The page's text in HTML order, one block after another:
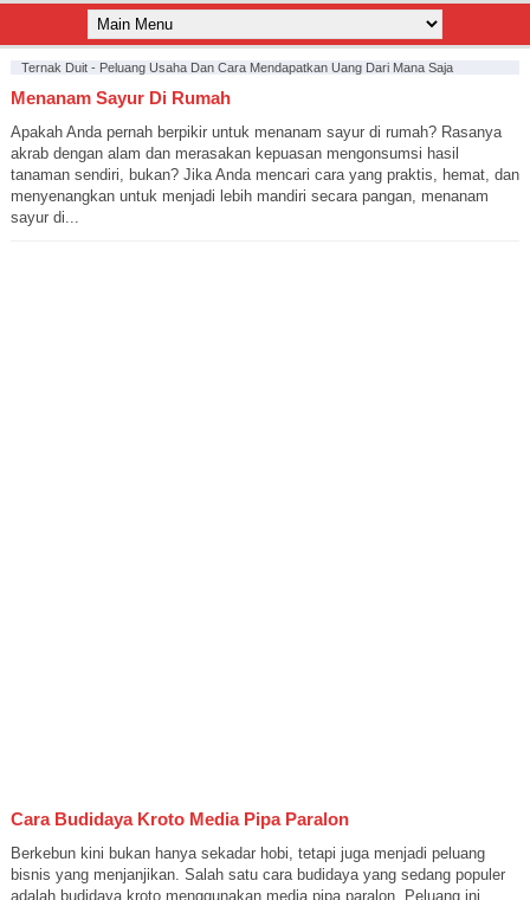
Ternak Duit - Peluang Usaha Dan Cara Mendapatkan Uang Dari Mana Saja
Menanam Sayur Di Rumah
Apakah Anda pernah berpikir untuk menanam sayur di rumah? Rasanya
akrab dengan alam dan merasakan kepuasan mengonsumsi hasil
tanaman sendiri, bukan? Jika Anda mencari cara yang praktis, hemat, dan
menyenangkan untuk menjadi lebih mandiri secara pangan, menanam
sayur di...
Cara Budidaya Kroto Media Pipa Paralon
Berkebun kini bukan hanya sekadar hobi, tetapi juga menjadi peluang
bisnis yang menjanjikan. Salah satu cara budidaya yang sedang populer
adalah budidaya kroto menggunakan media pipa paralon. Peluang ini